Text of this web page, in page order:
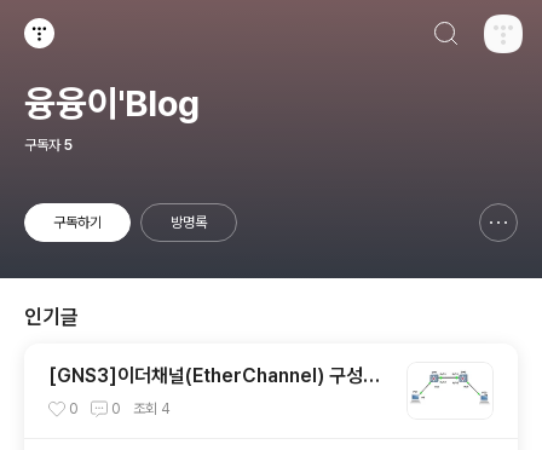
융융이'Blog
구독자 5
구독하기 방명록
인기글
[GNS3]이더채널(EtherChannel) 구성하
기 0 0 조회 4